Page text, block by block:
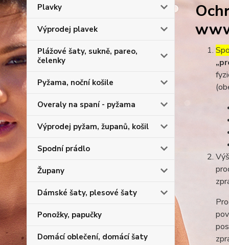
Plavky
Výprodej plavek
Plážové šaty, sukně, pareo,
čelenky
Pyžama, noční košile
Overaly na spaní - pyžama
Výprodej pyžam, županů, košil
Spodní prádlo
Župany
Dámské šaty, plesové šaty
Ponožky, papučky
Domácí oblečení, domácí šaty